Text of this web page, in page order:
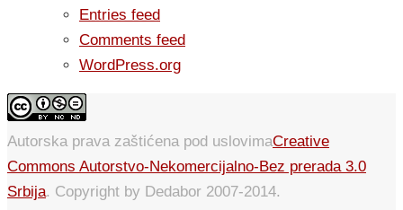
Entries feed
Comments feed
WordPress.org
Autorska prava zaštićena pod uslovimaCreative
Commons Autorstvo-Nekomercijalno-Bez prerada 3.0
Srbija. Copyright by Dedabor 2007-2014.